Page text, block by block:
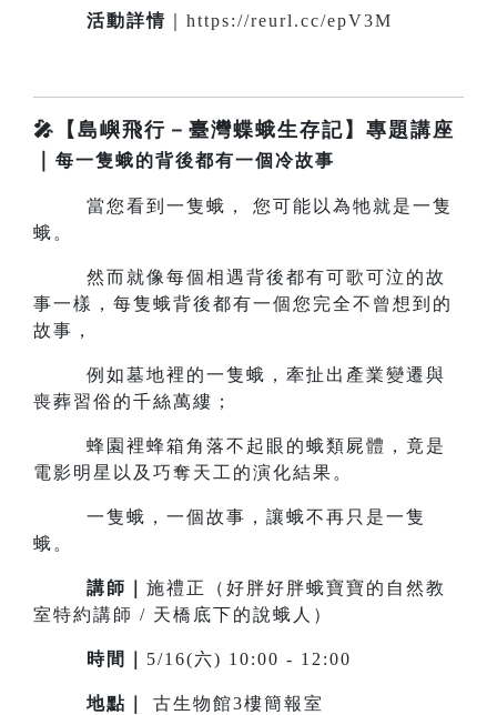
活動詳情 https://reurl.cc/epV3M
🎤【島嶼飛行－臺灣蝶蛾生存記】專題講座
每一隻蛾的背後都有一個冷故事
當您看到一隻蛾， 您可能以為牠就是一隻
蛾。
然而就像每個相遇背後都有可歌可泣的故
事一樣，每隻蛾背後都有一個您完全不曾想到的
故事，
例如墓地裡的一隻蛾，牽扯出產業變遷與
喪葬習俗的千絲萬縷；
蜂園裡蜂箱角落不起眼的蛾類屍體，竟是
電影明星以及巧奪天工的演化結果。
一隻蛾，一個故事，讓蛾不再只是一隻
蛾。
講師｜ 施禮正（好胖好胖蛾寶寶的自然教
室特約講師 / 天橋底下的說蛾人）
時間｜ 5/16(六) 10:00 - 12:00
地點｜ 古生物館3樓簡報室